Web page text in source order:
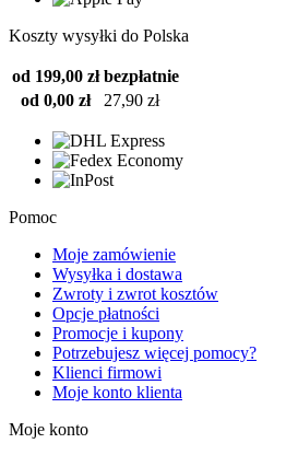
Koszty wysyłki do Polska
od 199,00 zł bezpłatnie
od 0,00 zł
27,90 zł
Pomoc
Moje zamówienie
Wysyłka i dostawa
Zwroty i zwrot kosztów
Opcje płatności
Promocje i kupony
Potrzebujesz więcej pomocy?
Klienci firmowi
Moje konto klienta
Moje konto